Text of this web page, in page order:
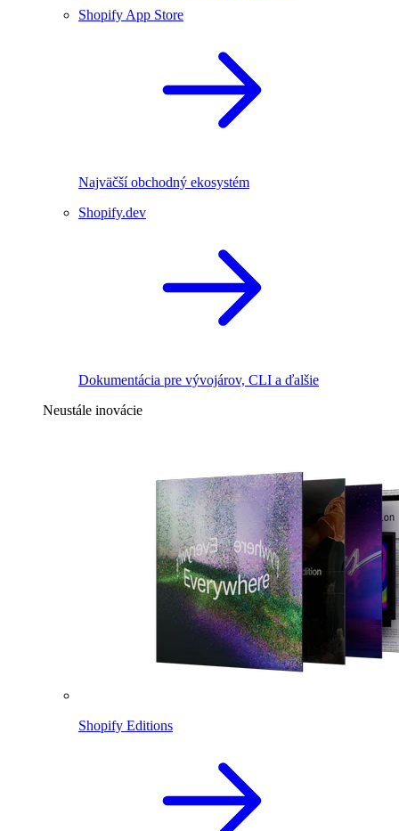
Shopify App Store
Najväčší obchodný ekosystém
Shopify.dev
Dokumentácia pre vývojárov, CLI a ďalšie
Neustále inovácie
Shopify Editions